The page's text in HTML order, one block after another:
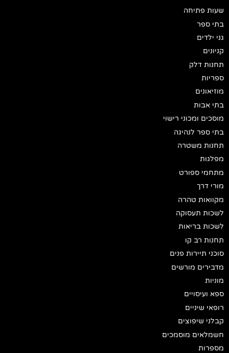
שעות פתיחה
בתי ספר
גני ילדים
קניונים
תחנות דלק
ספריות
מוזיאונים
בתי אבות
מוסכים ומכוני רישוי
בתי ספר לנהיגה
תחנות משטרה
מפלגות
מתחמי ספורט
מורי דרך
מקוואות טהרה
לשכות תעסוקה
לשכות בריאות
תחנות רב קו
סוכני תיירות פנים
מדבירים מורשים
מוניות
ספא ועיסויים
רופאי שיניים
קבלני שיפוצים
חשמלאים מוסמכים
מספרות